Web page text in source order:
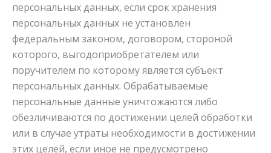
персональных данных, если срок хранения
персональных данных не установлен
федеральным законом, договором, стороной
которого, выгодоприобретателем или
поручителем по которому является субъект
персональных данных. Обрабатываемые
персональные данные уничтожаются либо
обезличиваются по достижении целей обработки
или в случае утраты необходимости в достижении
этих целей, если иное не предусмотрено